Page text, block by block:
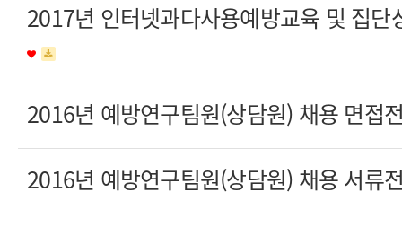
2017년 인터넷과다사용예방교육 및 집
2016년 예방연구팀원(상담원) 채용 면
2016년 예방연구팀원(상담원) 채용 서